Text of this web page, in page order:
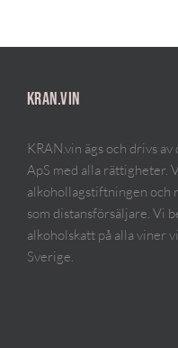
KRAN.VIN
KRAN.vin ägs och drivs
ApS med alla rättigheter.
alkohollagstiftningen och
som distansförsäljare. Vi
alkoholskatt på alla viner
Sverige.